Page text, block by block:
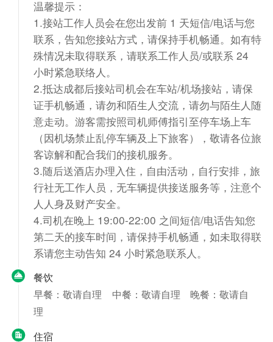
温馨提示：
1.接站工作人员会在您出发前 1 天短信/电话与您
联系，告知您接站方式，请保持手机畅通。如有特
殊情况未取得联系，请联系工作人员/或联系 24
小时紧急联络人。
2.抵达成都后接站司机会在车站/机场接站，请保
证手机畅通，请勿和陌生人交流，请勿与陌生人随
意走动。游客需按照司机师傅指引至停车场上车
（因机场禁止乱停车辆及上下旅客），敬请各位旅
客谅解和配合我们的接机服务。
3.随后送酒店办理入住，自由活动，自行安排，旅
行社无工作人员，无车辆提供接送服务等，注意个
人人身及财产安全。
4.司机在晚上 19:00-22:00 之间短信/电话告知您
第二天的接车时间，请保持手机畅通，如未取得联
系请您主动告知 24 小时紧急联系人。
餐饮
早餐：敬请自理
中餐：敬请自理
晚餐：敬请自
理
住宿